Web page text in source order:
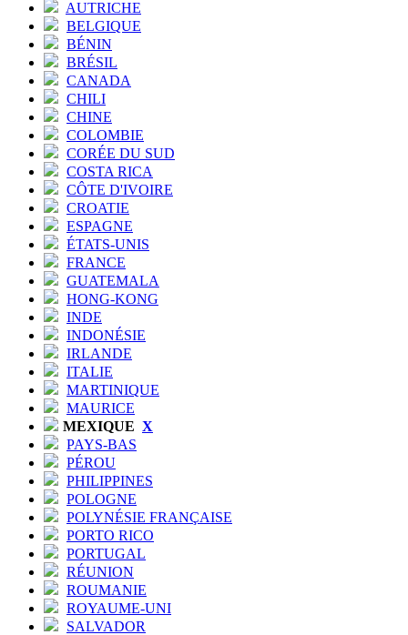
AUTRICHE
BELGIQUE
BÉNIN
BRÉSIL
CANADA
CHILI
CHINE
COLOMBIE
CORÉE DU SUD
COSTA RICA
CÔTE D'IVOIRE
CROATIE
ESPAGNE
ÉTATS-UNIS
FRANCE
GUATEMALA
HONG-KONG
INDE
INDONÉSIE
IRLANDE
ITALIE
MARTINIQUE
MAURICE
MEXIQUE X
PAYS-BAS
PÉROU
PHILIPPINES
POLOGNE
POLYNÉSIE FRANÇAISE
PORTO RICO
PORTUGAL
RÉUNION
ROUMANIE
ROYAUME-UNI
SALVADOR